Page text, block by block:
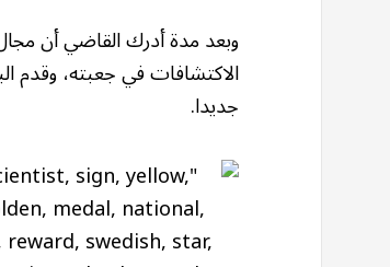
وبعد مدة أدرك القاضي أن
الاكتشافات في جعبته، وقدم
جديدا.